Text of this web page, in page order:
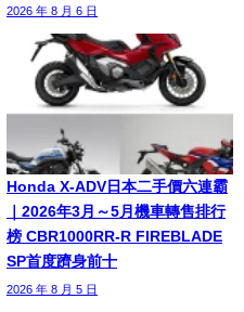
2026 年 8 月 6 日
Honda X-ADV日本二手價六連霸
｜2026年3月～5月機車轉售排行
榜 CBR1000RR-R FIREBLADE
SP首度躋身前十
2026 年 8 月 5 日